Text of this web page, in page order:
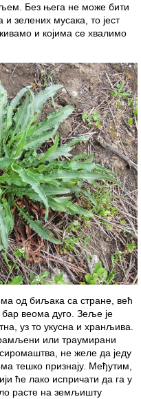
Без њега не може бити
зелених мусака, то јест
и којима се хвалимо
од биљака са стране, већ
бар веома дуго. Зеље је
уз то укусна и хранљива.
или траумирани
не желе да једу
тешко признају. Међутим,
ће лако испричати да га у
расте на земљишту